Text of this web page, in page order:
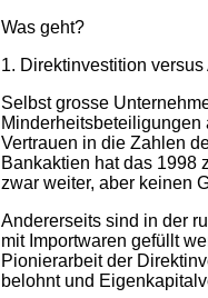
Was geht?
1. Direktinvestition
Selbst grosse
Vertrauen in die Zahlen
Bankaktien hat das 1998
zwar weiter, aber keinen
Andererseits sind in der
mit Importwaren gefüllt
Pionierarbeit der
belohnt und